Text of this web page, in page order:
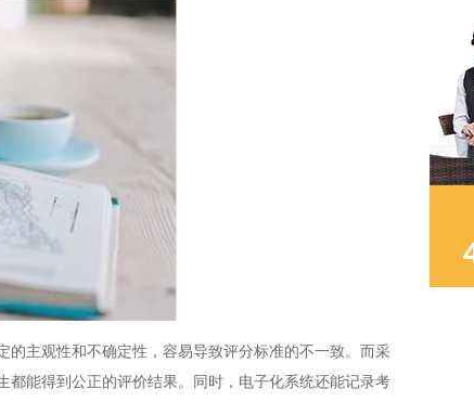
主观性和不确定性，容易导致评分标准的不一致。而采
都能得到公正的评价结果。同时，电子化系统还能记录考